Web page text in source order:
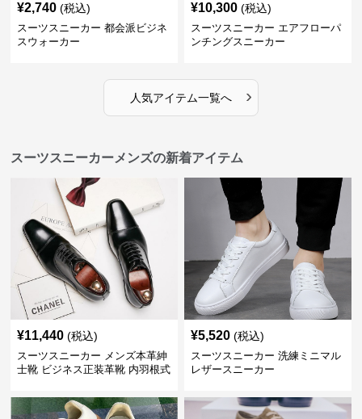
¥2,740 (税込)
スーツスニーカー 都会派ビジネ
スウォーカー
¥10,300 (税込)
スーツスニーカー エアフローパ
ンチングスニーカー
人気アイテム一覧へ ›
スーツスニーカーメンズの新着アイテム
¥11,440 (税込)
スーツスニーカー メンズ本革紳
士靴 ビジネス正装革靴 内羽根式
¥5,520 (税込)
スーツスニーカー 洗練ミニマル
レザースニーカー